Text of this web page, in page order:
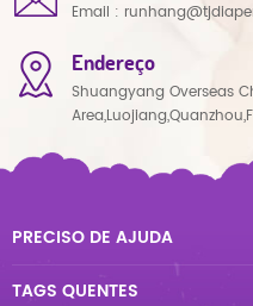
Email :
Endereço
Shuangyang Overseas
PRECISO DE AJUDA
TAGS QUENTES